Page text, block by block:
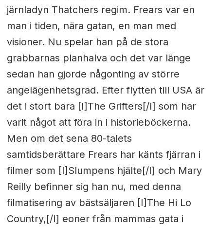
järnladyn Thatchers regim. Frears var en
man i tiden, nära gatan, en man med
visioner. Nu spelar han på de stora
grabbarnas planhalva och det var länge
sedan han gjorde någonting av större
angelägenhetsgrad. Efter flytten till USA är
det i stort bara [I]The Grifters[/I] som har
varit något att föra in i historieböckerna.
Men om det sena 80-talets
samtidsberättare Frears har känts fjärran i
filmer som [I]Slumpens hjälte[/I] och Mary
Reilly befinner sig han nu, med denna
filmatisering av bästsäljaren [I]The Hi Lo
Country,[/I] eoner från mammas gata i